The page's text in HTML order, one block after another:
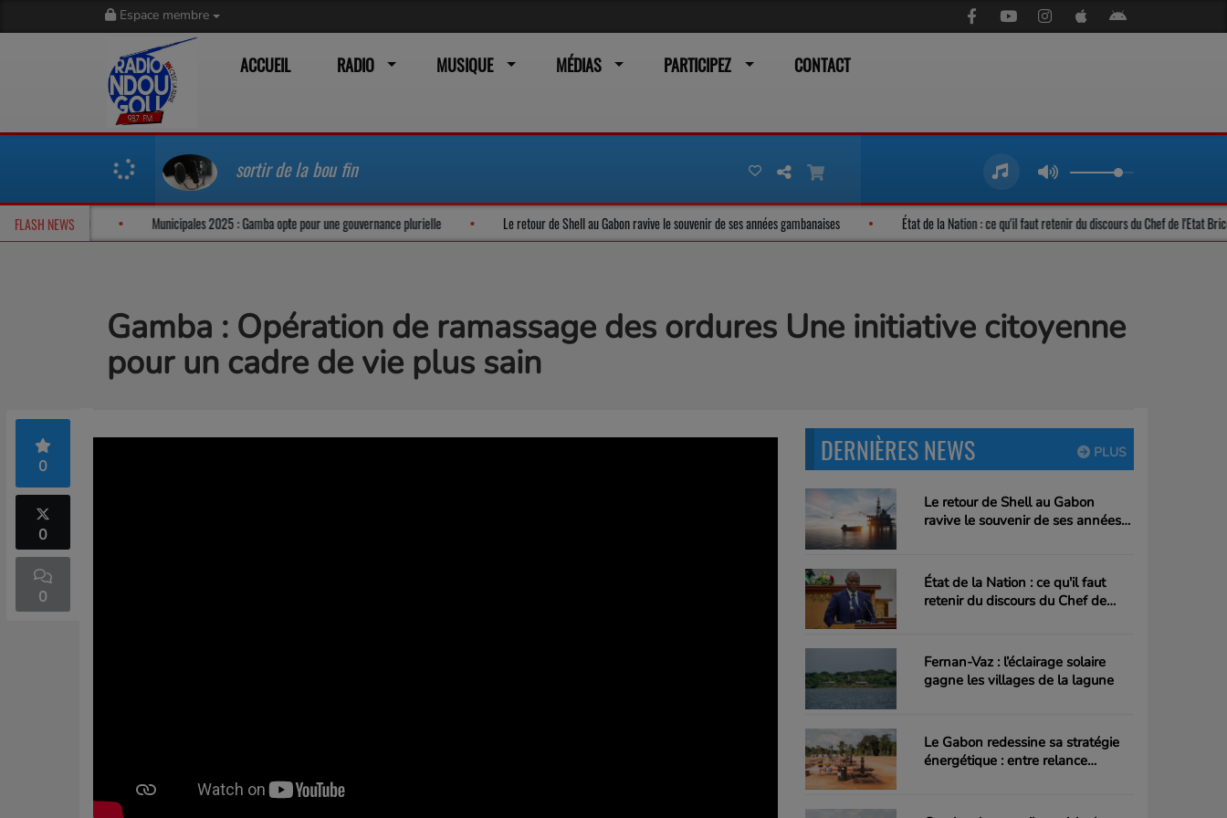
Espace membre
ACCUEIL RADIO MUSIQUE MÉDIAS PARTICIPEZ CONTACT
sortir de la bou fin
FLASH NEWS
dans un climat tendu Municipales 2025 : Gamba opte pour une gouvernance plurielle Le retour de Shell au Gabon ravive le souvenir de ses années gambanaises État de la Nation : ce qu'il faut retenir du discours du Chef de
Gamba : Opération de ramassage des ordures Une initiative citoyenne
pour un cadre de vie plus sain
0
0
0
PLUS
DERNIÈRES NEWS
Le retour de Shell au Gabon
ravive le souvenir de ses années
État de la Nation : ce qu'il faut
retenir du discours du Chef de
Fernan-Vaz : l’éclairage solaire
gagne les villages de la lagune
Le Gabon redessine sa stratégie
énergétique : entre relance